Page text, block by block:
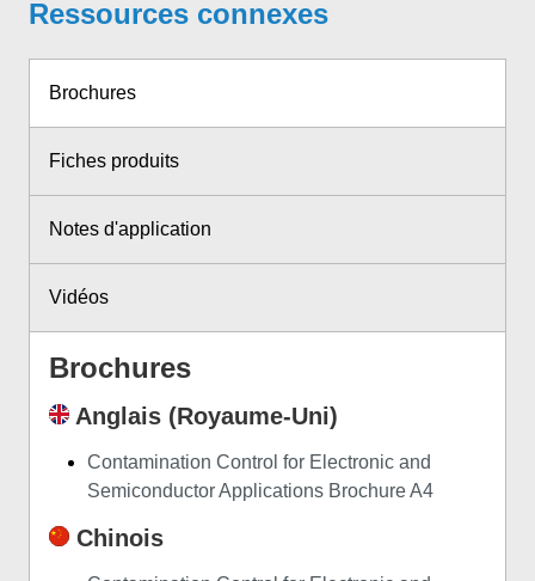
Ressources connexes
Brochures
Fiches produits
Notes d'application
Vidéos
Brochures
Anglais (Royaume-Uni)
Contamination Control for Electronic and
Semiconductor Applications Brochure A4
Chinois